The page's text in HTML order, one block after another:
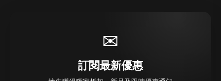
✉
訂閱最新優惠